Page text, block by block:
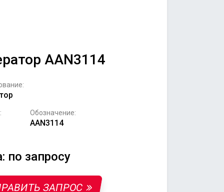
AAN3114
Обозначение:
AAN3114
по запросу
ЗАПРОС